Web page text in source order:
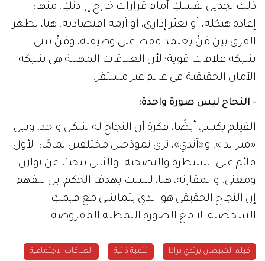
ذلك تجدين نفسكِ أمام قرارات خارج إرادتكِ، منها:
إعادة هيكلة، أو تغيّر إداري، أو أزمة اقتصادية. هنا، يظهر
الفرق بين مَنْ يعتمد فقط على وظيفته، ومَنْ يبني
شبكة علاقات قوية؛ لأن العلاقات المهنية هي شبكة
الأمان الحقيقية في عالم غير مستقر.
- النجاح ليس صورة واحدة:
الفيلم يكسر، أيضًا، فكرة أن النجاح له شكل واحد. وبين
«ميراندا»، و«آندي»، نرى نموذجين مختلفين تمامًا: الأول
قائم على السيطرة والتضحية. والثاني يبحث عن توازن،
ومعنى. والمقارنة، هنا، ليست بهدف الحكم، بل للفهم.
إن النجاح الحقيقي هو الذي يتماشى مع قيمكِ
الشخصية، لا مع الصورة النمطية المفروضة.
فيلم الشيطان يرتدي برادا تنمية ذاتية العلاقات الاجتماعية